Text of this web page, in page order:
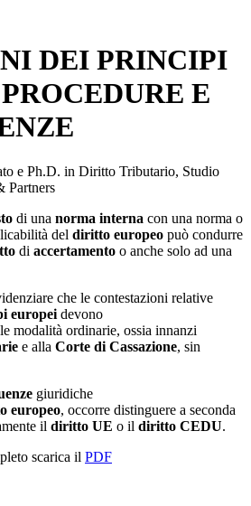
DEI PRINCIPI
E
e Ph.D. in Diritto Tributario, Studio
Partners
di una norma interna con una norma o
del diritto europeo può condurre
di accertamento o anche solo ad una
che le contestazioni relative
europei devono
modalità ordinarie, ossia innanzi
e alla Corte di Cassazione, sin
giuridiche
europeo, occorre distinguere a seconda
il diritto UE o il diritto CEDU.
scarica il PDF